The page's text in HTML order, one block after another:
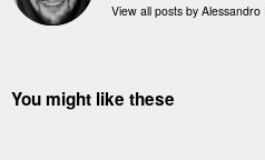
View all posts by Alessandro
You might like these